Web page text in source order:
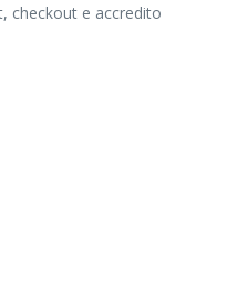
checkout e accredito